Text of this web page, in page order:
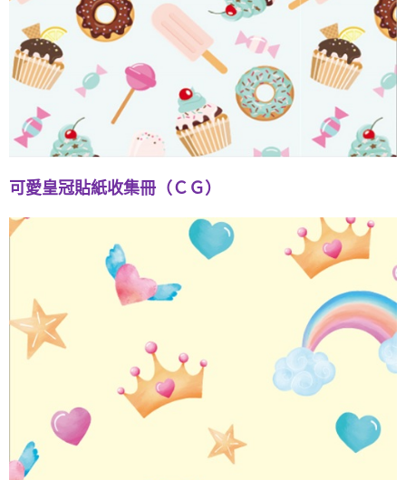
可愛皇冠貼紙收集冊（ＣＧ）